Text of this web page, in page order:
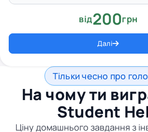
від200грн
Далі
Тільки чесно про
На чому ти
Student
Ціну домашнього завдання з